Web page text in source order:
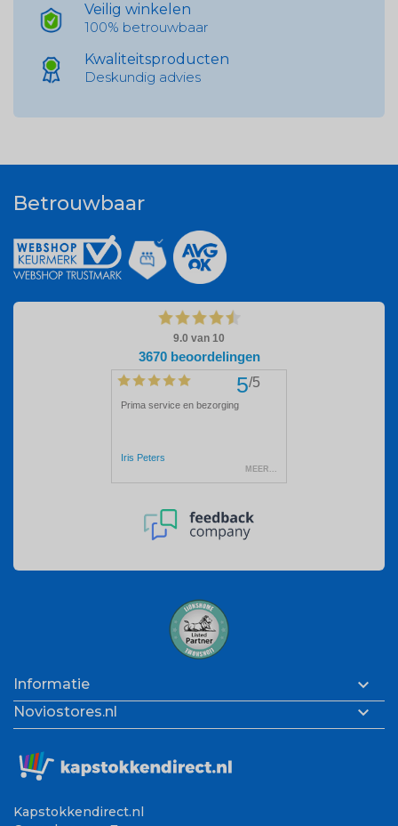
Veilig winkelen
100% betrouwbaar
Kwaliteitsproducten
Deskundig advies
Betrouwbaar
Informatie 
Noviostores.nl 
Kapstokkendirect.nl